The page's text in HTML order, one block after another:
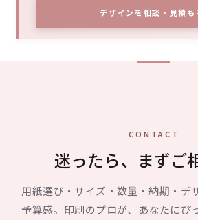
デザインを相談・見積
CONTACT
迷ったら、まずご
用紙選び・サイズ・数量・納期・デ
予算感。印刷のプロが、あなたにぴ